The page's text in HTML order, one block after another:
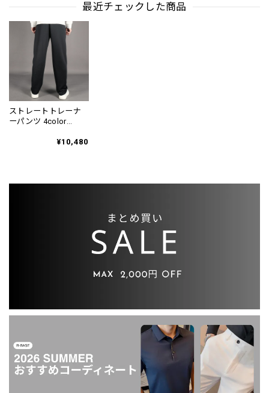
最近チェックした商品
ストレートトレーナ
ーパンツ 4color
¥10,480